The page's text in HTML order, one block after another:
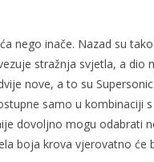
nego inače. Nazad su
stražnja svjetla, a dio
nove, a to su
samo u kombinaciji
dovoljno mogu odabrati
boja krova vjerovatno će